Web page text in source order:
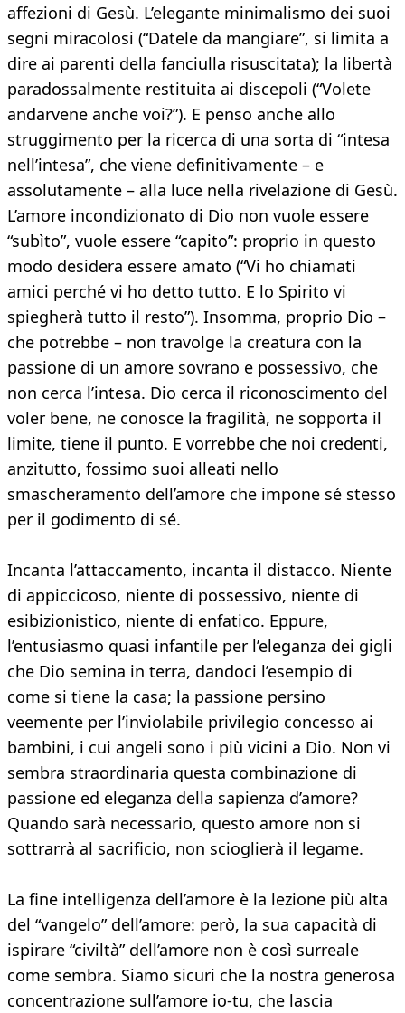
affezioni di Gesù. L’elegante minimalismo dei suoi
segni miracolosi (“Datele da mangiare”, si limita a
dire ai parenti della fanciulla risuscitata); la libertà
paradossalmente restituita ai discepoli (“Volete
andarvene anche voi?”). E penso anche allo
struggimento per la ricerca di una sorta di “intesa
nell’intesa”, che viene definitivamente – e
assolutamente – alla luce nella rivelazione di Gesù.
L’amore incondizionato di Dio non vuole essere
“subìto”, vuole essere “capito”: proprio in questo
modo desidera essere amato (“Vi ho chiamati
amici perché vi ho detto tutto. E lo Spirito vi
spiegherà tutto il resto”). Insomma, proprio Dio –
che potrebbe – non travolge la creatura con la
passione di un amore sovrano e possessivo, che
non cerca l’intesa. Dio cerca il riconoscimento del
voler bene, ne conosce la fragilità, ne sopporta il
limite, tiene il punto. E vorrebbe che noi credenti,
anzitutto, fossimo suoi alleati nello
smascheramento dell’amore che impone sé stesso
per il godimento di sé.
Incanta l’attaccamento, incanta il distacco. Niente
di appiccicoso, niente di possessivo, niente di
esibizionistico, niente di enfatico. Eppure,
l’entusiasmo quasi infantile per l’eleganza dei gigli
che Dio semina in terra, dandoci l’esempio di
come si tiene la casa; la passione persino
veemente per l’inviolabile privilegio concesso ai
bambini, i cui angeli sono i più vicini a Dio. Non vi
sembra straordinaria questa combinazione di
passione ed eleganza della sapienza d’amore?
Quando sarà necessario, questo amore non si
sottrarrà al sacrificio, non scioglierà il legame.
La fine intelligenza dell’amore è la lezione più alta
del “vangelo” dell’amore: però, la sua capacità di
ispirare “civiltà” dell’amore non è così surreale
come sembra. Siamo sicuri che la nostra generosa
concentrazione sull’amore io-tu, che lascia